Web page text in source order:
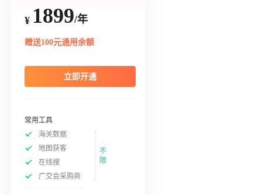
¥ 1899/年
赠送100元通用余额
立即开通
常用工具
海关数据
地图获客
在线搜
广交会采购商
不
限